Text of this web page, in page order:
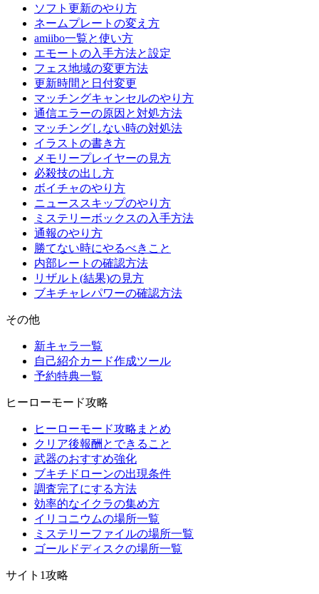
ソフト更新のやり方
ネームプレートの変え方
amiibo一覧と使い方
エモートの入手方法と設定
フェス地域の変更方法
更新時間と日付変更
マッチングキャンセルのやり方
通信エラーの原因と対処方法
マッチングしない時の対処法
イラストの書き方
メモリープレイヤーの見方
必殺技の出し方
ボイチャのやり方
ニューススキップのやり方
ミステリーボックスの入手方法
通報のやり方
勝てない時にやるべきこと
内部レートの確認方法
リザルト(結果)の見方
ブキチャレパワーの確認方法
その他
新キャラ一覧
自己紹介カード作成ツール
予約特典一覧
ヒーローモード攻略
ヒーローモード攻略まとめ
クリア後報酬とできること
武器のおすすめ強化
ブキチドローンの出現条件
調査完了にする方法
効率的なイクラの集め方
イリコニウムの場所一覧
ミステリーファイルの場所一覧
ゴールドディスクの場所一覧
サイト1攻略